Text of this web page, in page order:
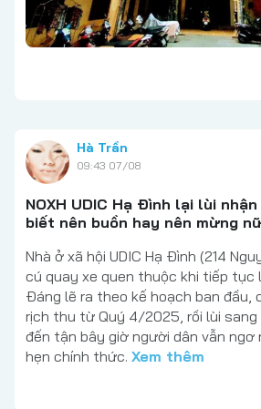
Hà Trần
09:43 07/08
NOXH UDIC Hạ Đình lại lùi
biết nên buồn hay nên mừng
Nhà ở xã hội UDIC Hạ Đình (214
cú quay xe quen thuộc khi tiếp tục
Đáng lẽ ra theo kế hoạch ban đầu,
rịch thu từ Quý 4/2025, rồi lùi sang
đến tận bây giờ người dân vẫn ngơ
hẹn chính thức. Xem thêm